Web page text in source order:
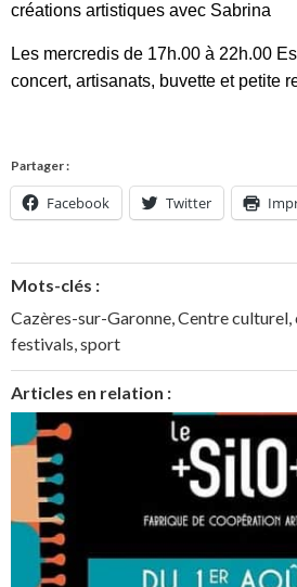
créations artistiques avec Sabrina
Les mercredis de 17h.00 à 22h.00
concert, artisanats, buvette et petite
Partager :
Facebook Twitter
Mots-clés :
Cazères-sur-Garonne,Centre culturel,
festivals,sport
Articles en relation :